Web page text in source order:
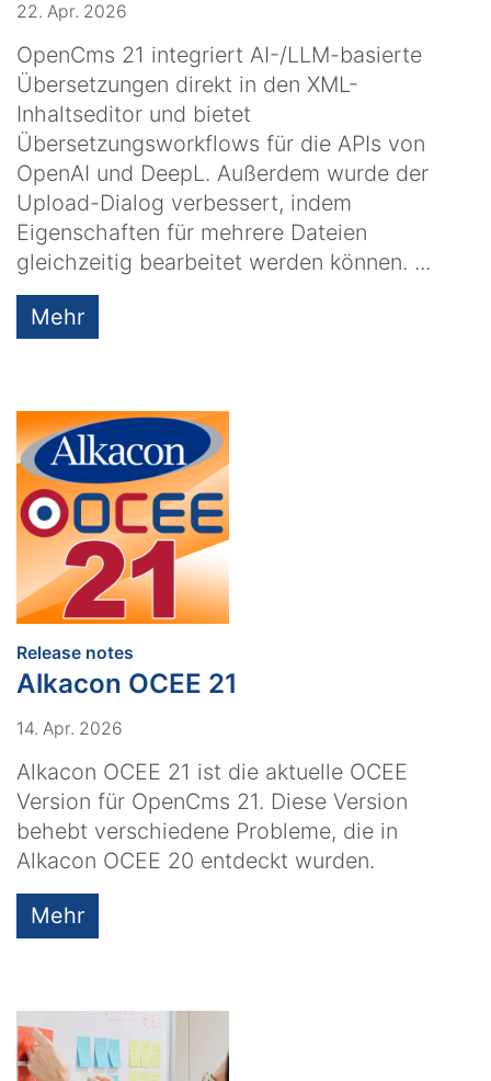
22. Apr. 2026
OpenCms 21 integriert AI-/LLM-basierte
Übersetzungen direkt in den XML-
Inhaltseditor und bietet
Übersetzungsworkflows für die APIs von
OpenAI und DeepL. Außerdem wurde der
Upload-Dialog verbessert, indem
Eigenschaften für mehrere Dateien
gleichzeitig bearbeitet werden können. ...
Mehr
Release notes
Alkacon OCEE 21
14. Apr. 2026
Alkacon OCEE 21 ist die aktuelle OCEE
Version für OpenCms 21. Diese Version
behebt verschiedene Probleme, die in
Alkacon OCEE 20 entdeckt wurden.
Mehr